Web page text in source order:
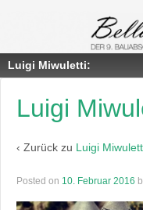
Luigi Miwuletti:
Luigi
‹ Zurück zu Luigi
Posted on 10. Februar 2016